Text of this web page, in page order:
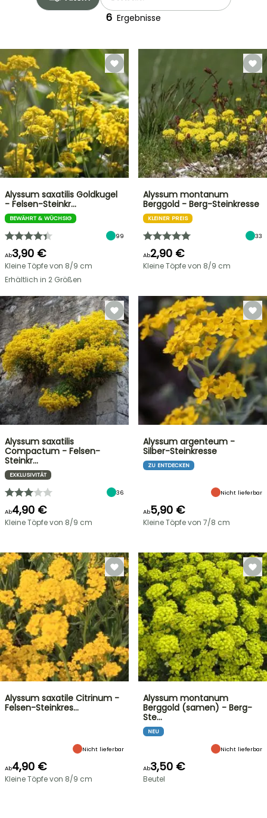
6 Ergebnisse
Alyssum saxatilis Goldkugel
- Felsen-Steinkr…
BEWÄHRT & WÜCHSIG
99
Ab3,90 €
Kleine Töpfe von 8/9 cm
Erhältlich in 2 Größen
Alyssum montanum
Berggold - Berg-Steinkresse
KLEINER PREIS
33
Ab2,90 €
Kleine Töpfe von 8/9 cm
Alyssum saxatilis
Compactum - Felsen-
Steinkr…
EXKLUSIVITÄT
36
Ab4,90 €
Kleine Töpfe von 8/9 cm
Alyssum argenteum -
Silber-Steinkresse
ZU ENTDECKEN
Nicht lieferbar
Ab5,90 €
Kleine Töpfe von 7/8 cm
Alyssum saxatile Citrinum -
Felsen-Steinkres…
Nicht lieferbar
Ab4,90 €
Kleine Töpfe von 8/9 cm
Alyssum montanum
Berggold (samen) - Berg-
Ste…
NEU
Nicht lieferbar
Ab3,50 €
Beutel